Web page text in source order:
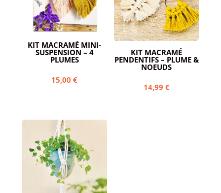
KIT MACRAMÉ MINI-
SUSPENSION – 4
PLUMES
15,00€
KIT MACRAMÉ
PENDENTIFS – PLUME &
NOEUDS
14,99 €